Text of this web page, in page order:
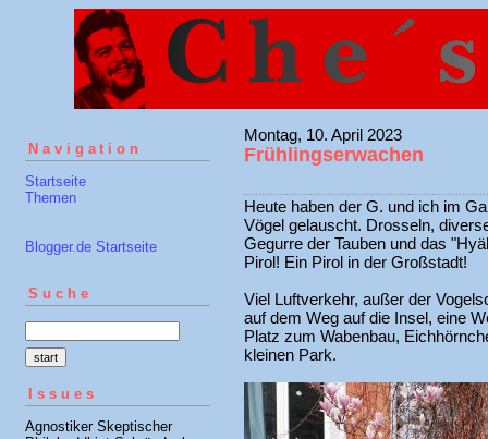
Navigation
Startseite
Themen
Blogger.de Startseite
Suche
Issues
Agnostiker Skeptischer
Montag, 10. April 2023
Frühlingserwachen
Heute haben der G. und ich im
Vögel gelauscht. Drosseln,
Gegurre der Tauben und das
Pirol! Ein Pirol in der Großstadt!
Viel Luftverkehr, außer der
auf dem Weg auf die Insel, eine
Platz zum Wabenbau,
kleinen Park.